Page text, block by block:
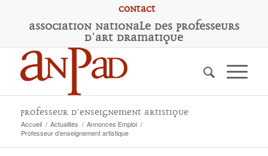
Contact
Association Nationale des Professeurs
d'Art Dramatique
Professeur d’enseignement artistique
Accueil / Actualités / Annonces Emploi /
Professeur d’enseignement artistique